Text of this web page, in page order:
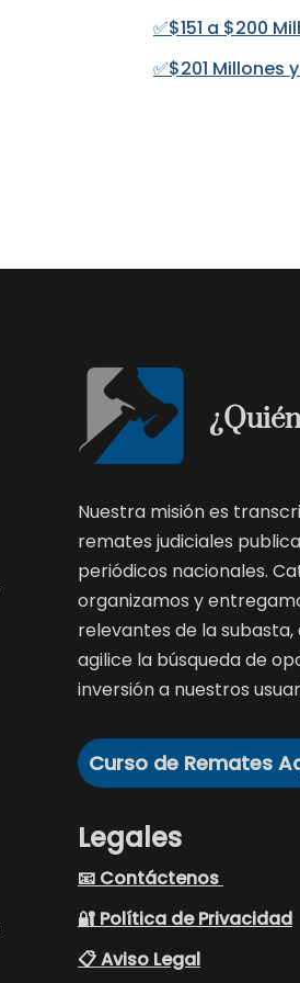
✅$151 a $200
✅$201 Millones
Nuestra misión es
remates judiciales
periódicos nacionales.
organizamos y
relevantes de la
agilice la búsqueda de
inversión a nuestros
Curso de Remates
Legales
📧 Contáctenos
🔐 Política de Privacidad
📋 Aviso Legal